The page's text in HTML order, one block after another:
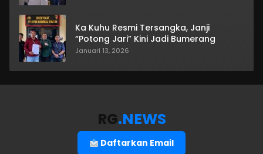
Ka Kuhu Resmi Tersangka, Janji
“Potong Jari” Kini Jadi Bumerang
Januari 13, 2026
RG.NEWS
Daftarkan Email